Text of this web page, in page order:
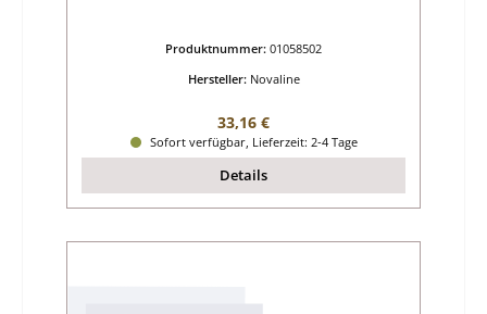
Produktnummer: 01058502
Hersteller: Novaline
Regulärer Preis:
33,16 €
Sofort verfügbar, Lieferzeit: 2-4 Tage
Details